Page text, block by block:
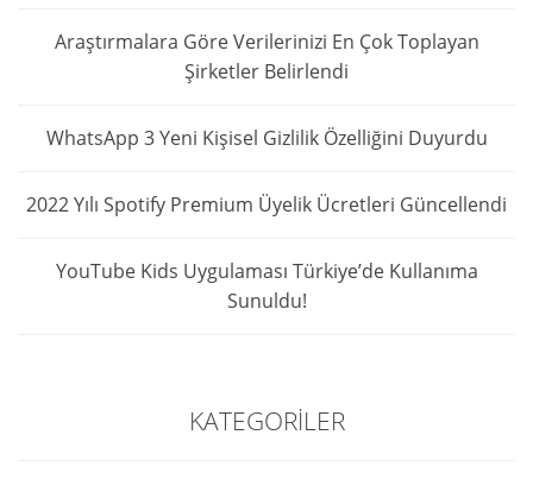
Araştırmalara Göre Verilerinizi En Çok Toplayan
Şirketler Belirlendi
WhatsApp 3 Yeni Kişisel Gizlilik Özelliğini Duyurdu
2022 Yılı Spotify Premium Üyelik Ücretleri Güncellendi
YouTube Kids Uygulaması Türkiye’de Kullanıma
Sunuldu!
KATEGORILER